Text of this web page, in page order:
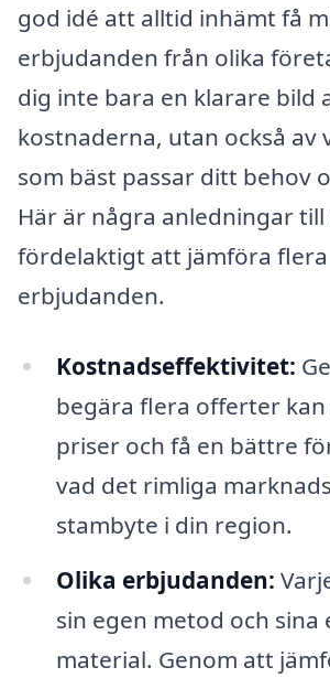
god idé att alltid inhämt få
erbjudanden från olika
dig inte bara en klarare bild
kostnaderna, utan också av
som bäst passar ditt behov
Här är några anledningar
fördelaktigt att jämföra flera
erbjudanden.
Kostnadseffektivitet:
begära flera offerter
priser och få en bättre
vad det rimliga
stambyte i din region.
Olika erbjudanden:
sin egen metod och sina
material. Genom att